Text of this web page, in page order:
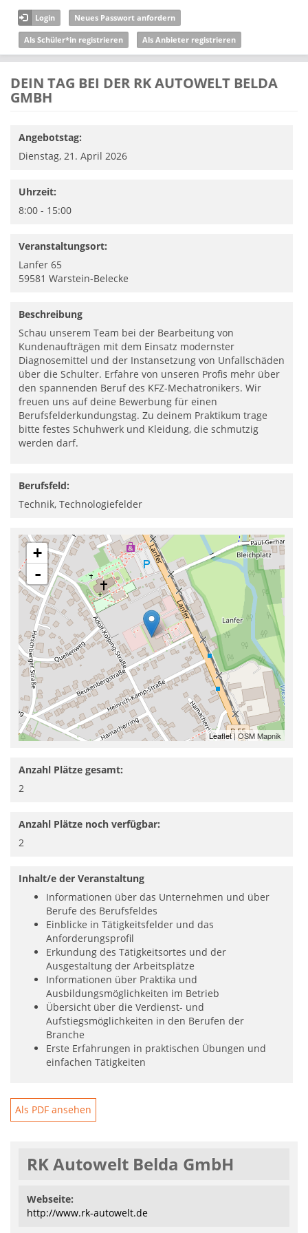
Direkt zum Inhalt
Login Neues Passwort anfordern
Als Schüler*in registrieren Als Anbieter registrieren
DEIN TAG BEI DER RK AUTOWELT BELDA
GMBH
Angebotstag:
Dienstag, 21. April 2026
Uhrzeit:
8:00 - 15:00
Veranstaltungsort:
Lanfer 65
59581 Warstein-Belecke
Beschreibung
Schau unserem Team bei der Bearbeitung von
Kundenaufträgen mit dem Einsatz modernster
Diagnosemittel und der Instansetzung von Unfallschäden
über die Schulter. Erfahre von unseren Profis mehr über
den spannenden Beruf des KFZ-Mechatronikers. Wir
freuen uns auf deine Bewerbung für einen
Berufsfelderkundungstag. Zu deinem Praktikum trage
bitte festes Schuhwerk und Kleidung, die schmutzig
werden darf.
Berufsfeld:
Technik, Technologiefelder
+
-
Leaflet| OSM Mapnik
Anzahl Plätze gesamt:
2
Anzahl Plätze noch verfügbar:
2
Inhalt/e der Veranstaltung
Informationen über das Unternehmen und über
Berufe des Berufsfeldes
Einblicke in Tätigkeitsfelder und das
Anforderungsprofil
Erkundung des Tätigkeitsortes und der
Ausgestaltung der Arbeitsplätze
Informationen über Praktika und
Ausbildungsmöglichkeiten im Betrieb
Übersicht über die Verdienst- und
Aufstiegsmöglichkeiten in den Berufen der
Branche
Erste Erfahrungen in praktischen Übungen und
einfachen Tätigkeiten
Als PDF ansehen
RK Autowelt Belda GmbH
Webseite:
http://www.rk-autowelt.de